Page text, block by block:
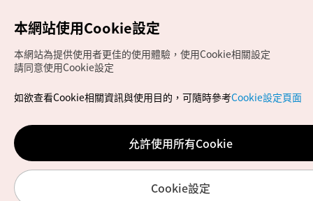
Copyrights (c) 韓國觀光公社版權所有
如有相關疑問或建議，歡迎來信至官方信箱
chinese_big5@knto.or.kr
本網站使用Cookie設定
本網站為提供使用者更佳的使用體驗，使用Cookie相關設定
請同意使用Cookie設定
如欲查看Cookie相關資訊與使用目的，可隨時參考Cookie設定頁面
允許使用所有Cookie
Cookie設定